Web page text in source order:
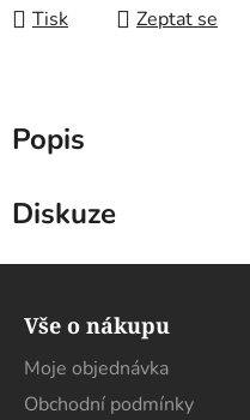
Tisk Zeptat se
Popis
Diskuze
Vše o nákupu
Moje objednávka
Obchodní podmínky